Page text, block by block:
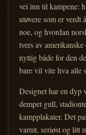
vei inn til kampene:
utøvere som er verdt
noe, og hvordan
tvers av
nyttig både for den
bare vil vite hva alle
Designet har en dyp
dempet gull,
kampplakater. Det
varmt, seriøst og litt